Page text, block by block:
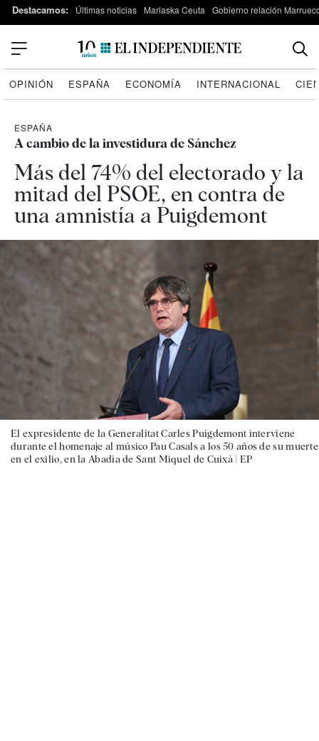
Destacamos: Últimas noticias Marlaska Ceuta Gobierno relación
OPINIÓN ESPAÑA ECONOMÍA INTERNACIONAL
ESPAÑA
A cambio de la investidura de Sánchez
Más del 74% del electorado y la
mitad del PSOE, en contra de
una amnistía a Puigdemont
El expresidente de la Generalitat Carles Puigdemont interviene
durante el homenaje al músico Pau Casals a los 50 años de su muerte
en el exilio, en la Abadía de Sant Miquel de Cuixà | EP